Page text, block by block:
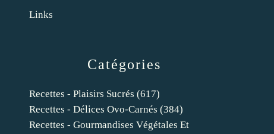
Catégories
Recettes - Plaisirs Sucrés (617)
Recettes - Délices Ovo-Carnés (384)
Recettes - Gourmandises Végétales Et
Links